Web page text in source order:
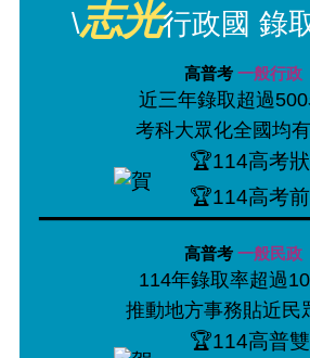
\志光行政國 錄
高普考 一般行政
近三年錄取超過500
考科大眾化全國均
🏆114高考
🏆114高考
高普考 一般民政
114年錄取率超過
推動地方事務貼近民
🏆114高普